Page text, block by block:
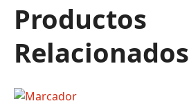
00-
00
Productos
Relacionados